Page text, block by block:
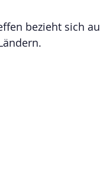
bezieht sich